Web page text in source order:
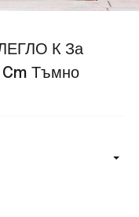
К За
Cm Тъмно